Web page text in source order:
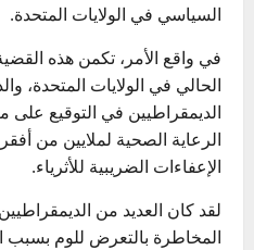
السياسي في الولايات المتحدة.
في واقع الأمر، تكمن هذه
الحالي في الولايات المتحدة،
الديمقراطيين في التوقيع على
الرعاية الصحية لملايين من
الإعفاءات الضريبية للأثرياء.
لقد كان العديد من
المخاطرة بالتعرض للوم بسبب